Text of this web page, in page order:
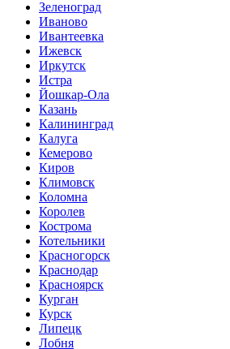
Зеленоград
Иваново
Ивантеевка
Ижевск
Иркутск
Истра
Йошкар-Ола
Казань
Калининград
Калуга
Кемерово
Киров
Климовск
Коломна
Королев
Кострома
Котельники
Красногорск
Краснодар
Красноярск
Курган
Курск
Липецк
Лобня